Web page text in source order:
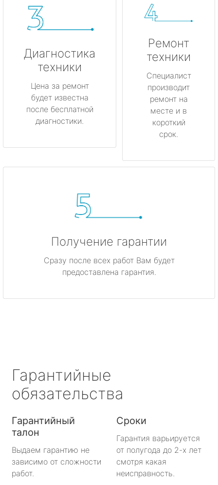
Диагностика
техники
Цена за ремонт
будет известна
после бесплатной
диагностики.
Ремонт
техники
Специалист
производит
ремонт на
месте и в
короткий
срок.
Получение гарантии
Сразу после всех работ Вам будет
предоставлена гарантия.
Гарантийные
обязательства
Гарантийный
талон
Выдаем гарантию не
зависимо от сложности
работ.
Сроки
Гарантия варьируется
от полугода до 2-х лет
смотря какая
неисправность.